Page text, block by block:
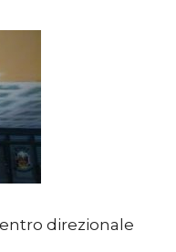
direzionale